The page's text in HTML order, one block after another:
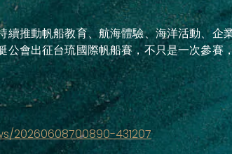
推動帆船教育、航海體驗、海洋活動、企
會出征台琉國際帆船賽，不只是一次參賽
20260608700890-431207